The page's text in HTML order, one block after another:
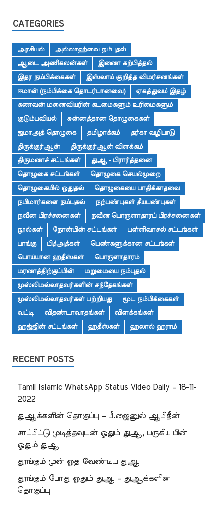
CATEGORIES
அரசியல்
அல்லாஹ்வை நம்புதல்
ஆடை அணிகலன்கள்
இணை கற்பித்தல்
இதர நம்பிக்கைகள்
இஸ்லாம் குறித்த விமர்சனங்கள்
ஈமான் (நம்பிக்கை தொடர்பானவை)
ஏகத்துவம் இதழ்
கணவன் மனைவியரின் கடமைகளும் உரிமைகளும்
குடும்பவியல்
சுன்னத்தான தொழுகைகள்
ஜமாஅத் தொழுகை
தமிழாக்கம்
தர்கா வழிபாடு
திருக்குர்ஆன்
திருக்குர்ஆன் விளக்கம்
திருமணச் சட்டங்கள்
துஆ - பிரார்த்தனை
தொழுகை சட்டங்கள்
தொழுகை செயல்முறை
தொழுகையில் ஓதுதல்
தொழுகையை பாதிக்காதவை
நபிமார்களை நம்புதல்
நற்பண்புகள் தீயபண்புகள்
நவீன பிரச்சனைகள்
நவீன பொருளாதாரப் பிரச்சனைகள்
நூல்கள்
நோன்பின் சட்டங்கள்
பள்ளிவாசல் சட்டங்கள்
பாங்கு
பித்அத்கள்
பெண்களுக்கான சட்டங்கள்
பொய்யான ஹதீஸ்கள்
பொருளாதாரம்
மரணத்திற்குப்பின்
மறுமையை நம்புதல்
முஸ்லிமல்லாதவர்களின் சந்தேகங்கள்
முஸ்லிமல்லாதவர்கள் பற்றியது
மூட நம்பிக்கைகள்
வட்டி
விதண்டாவாதங்கள்
விளக்கங்கள்
ஹஜ்ஜின் சட்டங்கள்
ஹதீஸ்கள் ஹலால் ஹராம்
RECENT POSTS
Tamil Islamic WhatsApp Status Video Daily – 18-11-
2022
துஆக்களின் தொகுப்பு – பீ.ஜைனுல் ஆபிதீன்
சாப்பிட்டு முடித்தவுடன் ஓதும் துஆ, பருகிய பின்
ஓதும் துஆ
தூங்கும் முன் ஓத வேண்டிய துஆ
தூங்கும் போது ஓதும் துஆ – துஆக்களின்
தொகுப்பு